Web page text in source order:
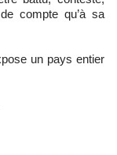
compte qu’à sa
un pays entier